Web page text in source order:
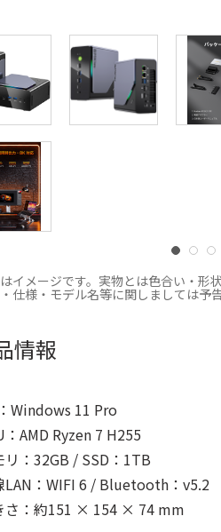
イメージです。実物とは色合い・形
仕様・モデル名等に関しましては予
情報
Windows 11 Pro
：AMD Ryzen 7 H255
リ：32GB / SSD：1TB
LAN：WIFI 6 / Bluetooth：v5.2
さ：約151 × 154 × 74 mm